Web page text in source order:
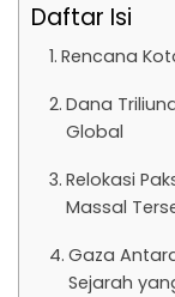
Daftar Isi
Rencana
Dana
Global
Relokasi
Massal
Gaza
Sejarah